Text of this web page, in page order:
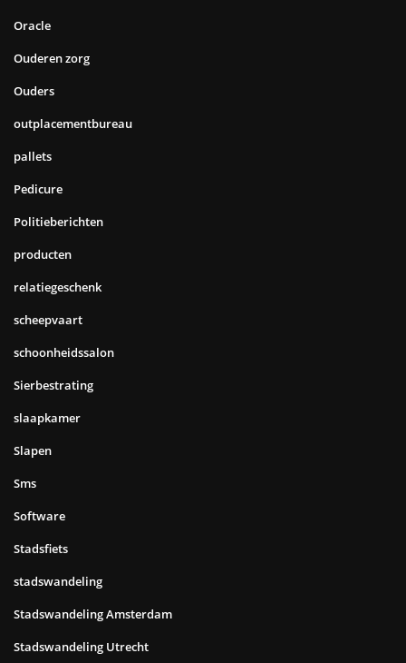
Oracle
Ouderen zorg
Ouders
outplacementbureau
pallets
Pedicure
Politieberichten
producten
relatiegeschenk
scheepvaart
schoonheidssalon
Sierbestrating
slaapkamer
Slapen
Sms
Software
Stadsfiets
stadswandeling
Stadswandeling Amsterdam
Stadswandeling Utrecht